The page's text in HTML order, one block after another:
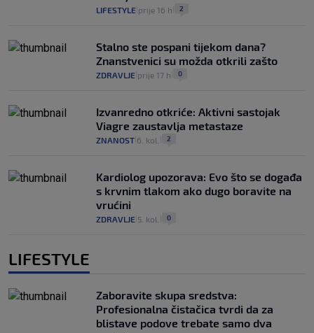
LIFESTYLE prije 16 h 2
Stalno ste pospani tijekom dana?
Znanstvenici su možda otkrili zašto
ZDRAVLJE prije 17 h 0
Izvanredno otkriće: Aktivni sastojak
Viagre zaustavlja metastaze
ZNANOST 6. kol. 2
Kardiolog upozorava: Evo što se događa
s krvnim tlakom ako dugo boravite na
vrućini
ZDRAVLJE 5. kol. 0
LIFESTYLE
Zaboravite skupa sredstva:
Profesionalna čistačica tvrdi da za
blistave podove trebate samo dva